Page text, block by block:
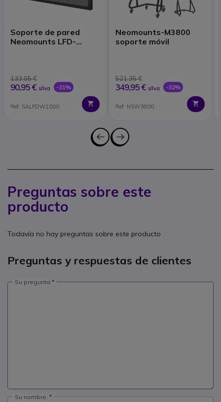
Soporte de pared
Neomounts LFD-
133,05 €
90,95 € s/Iva -31%
Ref: SALFDW1000
Neomounts-M3800
soporte móvil
521,35 €
349,95 € s/Iva -32%
Ref: NSW3800
Preguntas sobre este
producto
Todavía no hay preguntas sobre este producto
Preguntas y respuestas de clientes
Su pregunta
Su nombre: